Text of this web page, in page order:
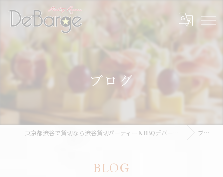
ブログ
東京都渋谷で貸切なら渋谷貸切パーティー＆BBQデバージ - DeBarge ブログ
BLOG